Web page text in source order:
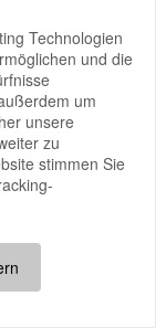
Technologien
und die
um
unsere
zu
stimmen Sie